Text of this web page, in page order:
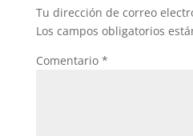
Tu dirección de correo
Los campos obligatorios
Comentario *